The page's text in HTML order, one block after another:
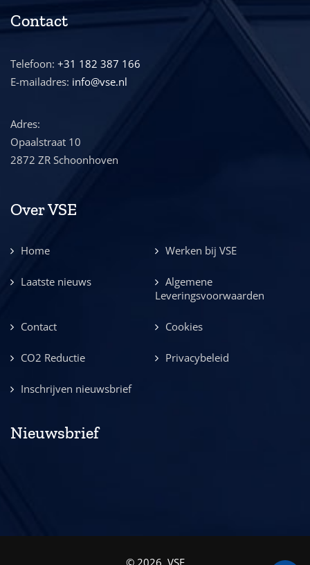
Contact
Telefoon: +31 182 387 166
E-mailadres: info@vse.nl
Adres:
Opaalstraat 10
2872 ZR Schoonhoven
Over VSE
Home Werken bij VSE
Laatste nieuws
Algemene
Leveringsvoorwaarden
Contact Cookies
CO2 Reductie Privacybeleid
Inschrijven nieuwsbrief
Nieuwsbrief